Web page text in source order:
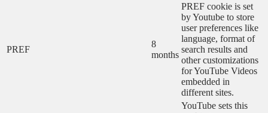
PREF
8
months
PREF cookie is set
by Youtube to store
user preferences like
language, format of
search results and
other customizations
for YouTube Videos
embedded in
different sites.
YouTube sets this